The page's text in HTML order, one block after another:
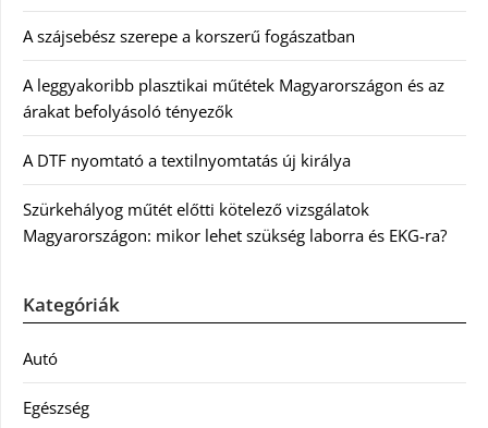
A szájsebész szerepe a korszerű fogászatban
A leggyakoribb plasztikai műtétek Magyarországon és az
árakat befolyásoló tényezők
A DTF nyomtató a textilnyomtatás új királya
Szürkehályog műtét előtti kötelező vizsgálatok
Magyarországon: mikor lehet szükség laborra és EKG-ra?
Kategóriák
Autó
Egészség